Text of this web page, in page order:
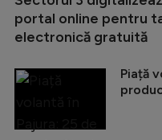
portal online pentru
electronică gratuită
Piață